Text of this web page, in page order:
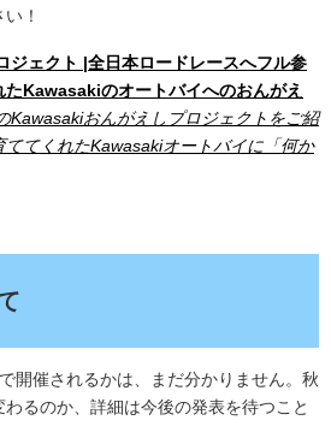
！
ジェクト |全日本ロードレースへフル参
Kawasakiのオートバイへのおんがえ
Kawasakiおんがえしプロジェクトをご紹
てくれたKawasakiオートバイに「何か
開催されるかは、まだ分かりません。秋
るのか、詳細は今後の発表を待つこと